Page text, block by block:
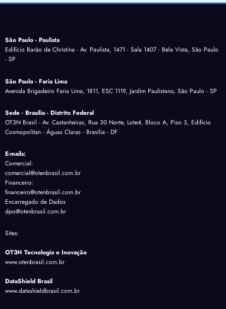
São Paulo - Paulista
Edifício Barão de Christina - Av. Paulista, 1471 - Sala 1407 - Bela Vista, São Paulo
- SP
São Paulo - Faria Lima
Avenida Brigadeiro Faria Lima, 1811, ESC 1119, Jardim Paulistano, São Paulo - SP
Sede - Brasília - Distrito Federal
OT3N Brasil - Av. Castanheiras, Rua 30 Norte, Lote4, Bloco A, Piso 3, Edifício
Cosmopolitan - Águas Claras - Brasília - DF
E-mails:
Comercial:
comercial@otenbrasil.com.br
Financeiro:
financeiro@otenbrasil.com.br
Encarregado de Dados
dpo@otenbrasil.com.br
Sites:
OT3N Tecnologia e Inovação
www.otenbrasil.com.br
DataShield Brasil
www.datashieldbrasil.com.br